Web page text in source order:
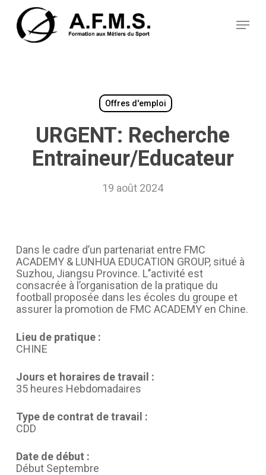
main
content
Menu
Offres d'emploi
URGENT: Recherche
Entraineur/Educateur
19 août 2024
Dans le cadre d’un partenariat entre FMC
ACADEMY & LUNHUA EDUCATION GROUP, situé à
Suzhou, Jiangsu Province. L’’activité est
consacrée à l’organisation de la pratique du
football proposée dans les écoles du groupe et
assurer la promotion de FMC ACADEMY en Chine.
Lieu de pratique :
CHINE
Jours et horaires de travail :
35 heures Hebdomadaires
Type de contrat de travail :
CDD
Date de début :
Début Septembre
Panneau de gestion des cookies